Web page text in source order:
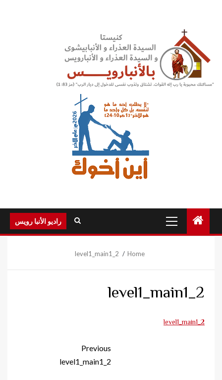
Menu
راديو الأنبا رويس
Home
level1_main1_2
level1_main1_2
level1_main1_2
Previous
level1_main1_2